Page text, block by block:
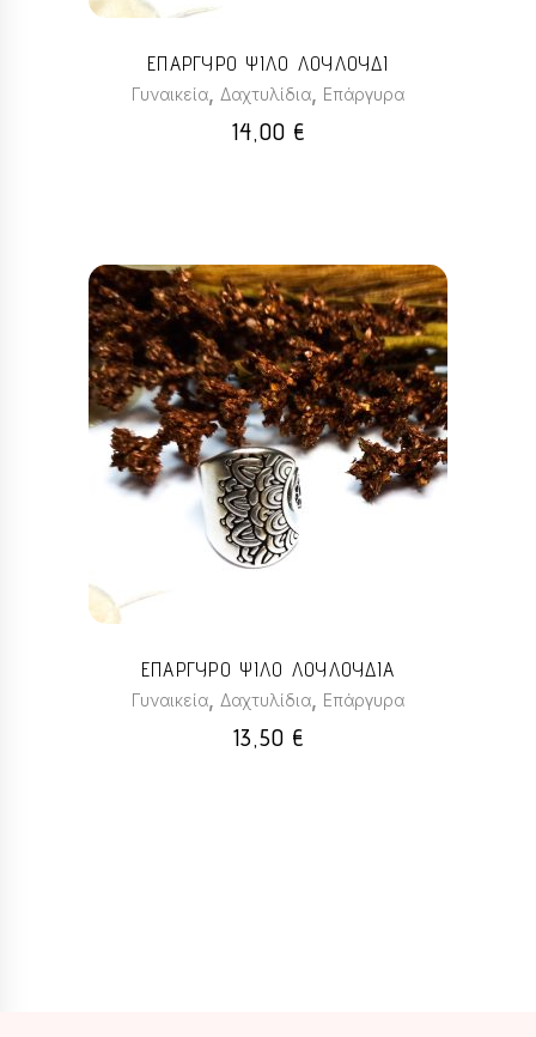
ΕΠΑΡΓΥΡΟ ΨΙΛΟ ΛΟΥΛΟΥΔΙ
Γυναικεία, Δαχτυλίδια, Επάργυρα
14,00 €
ΕΠΑΡΓΥΡΟ ΨΙΛΟ ΛΟΥΛΟΥΔΙΑ
Γυναικεία, Δαχτυλίδια, Επάργυρα
13,50 €